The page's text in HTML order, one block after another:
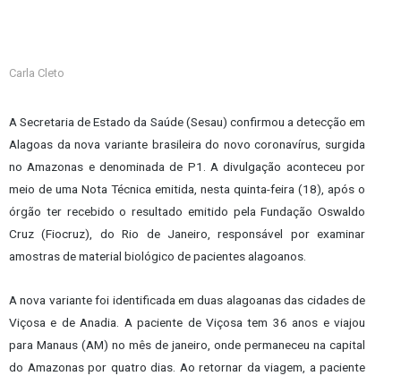
Carla Cleto
A Secretaria de Estado da Saúde (Sesau) confirmou a detecção em
Alagoas da nova variante brasileira do novo coronavírus, surgida
no Amazonas e denominada de P1. A divulgação aconteceu por
meio de uma Nota Técnica emitida, nesta quinta-feira (18), após o
órgão ter recebido o resultado emitido pela Fundação Oswaldo
Cruz (Fiocruz), do Rio de Janeiro, responsável por examinar
amostras de material biológico de pacientes alagoanos.
A nova variante foi identificada em duas alagoanas das cidades de
Viçosa e de Anadia. A paciente de Viçosa tem 36 anos e viajou
para Manaus (AM) no mês de janeiro, onde permaneceu na capital
do Amazonas por quatro dias. Ao retornar da viagem, a paciente